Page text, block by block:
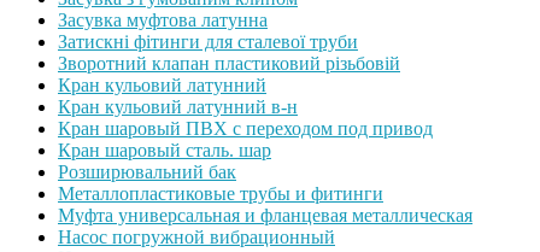
Засувка муфтова латунна
Затискні фітинги для сталевої труби
Зворотний клапан пластиковий різьбовій
Кран кульовий латунний
Кран кульовий латунний в-н
Кран шаровый ПВХ с переходом под привод
Кран шаровый сталь. шар
Розширювальний бак
Металлопластиковые трубы и фитинги
Муфта универсальная и фланцевая металлическая
Насос погружной вибрационный